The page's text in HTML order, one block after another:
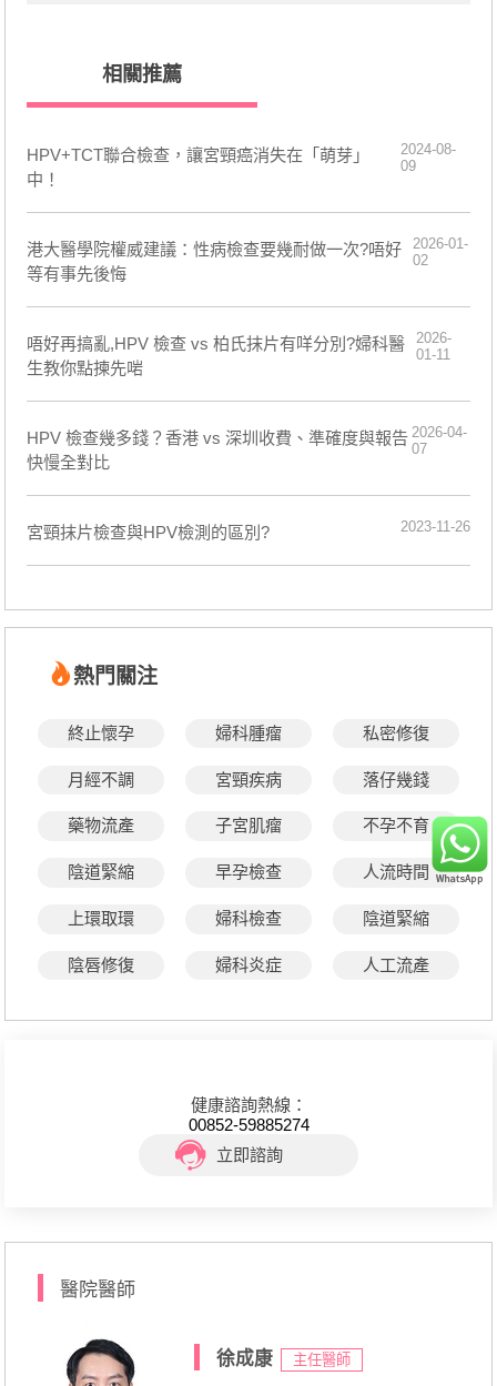
相關推薦
​HPV+TCT聯合檢查，讓宮頸癌消失在「萌芽」
中！
2024-08-
09
港大醫學院權威建議：性病檢查要幾耐做一次?唔好
等有事先後悔
2026-01-
02
唔好再搞亂,HPV 檢查 vs 柏氏抹片有咩分別?婦科醫
生教你點揀先啱
2026-
01-11
HPV 檢查幾多錢？香港 vs 深圳收費、準確度與報告
快慢全對比
2026-04-
07
宮頸抹片檢查與HPV檢測的區別? 2023-11-26
熱門關注
終止懷孕 婦科腫瘤 私密修復
月經不調 宮頸疾病 落仔幾錢
藥物流產 子宮肌瘤 不孕不育
陰道緊縮 早孕檢查 人流時間
上環取環 婦科檢查 陰道緊縮
陰唇修復 婦科炎症 人工流產
健康諮詢熱線：
00852-59885274
立即諮詢
醫院醫師
徐成康 主任醫師